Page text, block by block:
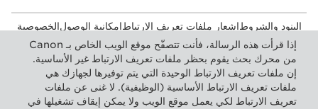
إذا قرأت هذه الرسالة، فأنت تتصفّح موقع الويب الخاص بـ Canon
من محرك بحث يقوم بحظر ملفات تعريف الارتباط غير الأساسية.
إن ملفات تعريف الارتباط الوحيدة التي يتم توفيرها لجهازك هي
ملفات تعريف الارتباط الأساسية (الوظيفية). لا غنى عن ملفات
تعريف الارتباط لكي يعمل موقع الويب ولا يمكن إيقاف تشغيلها في
البنود والشروطإشعار ملفات تعريف الارتباطإمكانية الوصولالخصوصية
بيان أشكال الرق المعاصرة (PDF)
المستهلك: مكان الشراء
الأعمال التجارية: أماكن الشراءإعدادات ملفات تعريف الارتباط
Canon Central and North Africa